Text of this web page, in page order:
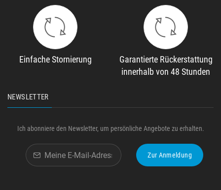
Einfache Stornierung
Garantierte Rückerstattung
innerhalb von 48 Stunden
NEWSLETTER
Ich abonniere den Newsletter, um persönliche Angebote zu erhalten.
Zur Anmeldung